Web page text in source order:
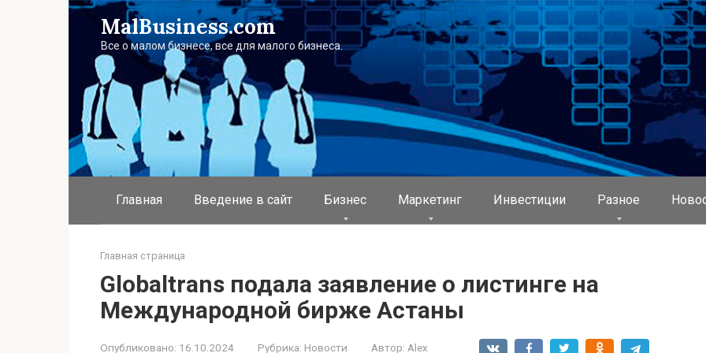
MalBusiness.com
Все о малом бизнесе, все для малого бизнеса.
Главная Введение в сайт Бизнес Маркетинг Инвестиции Разное
Главная страница
Globaltrans подала заявление о листинге на
Международной бирже Астаны
Опубликовано: 16.10.2024 Рубрика: Новости Автор: Alex